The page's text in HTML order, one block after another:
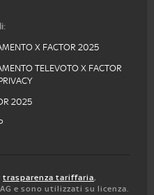
X FACTOR 2025
TELEVOTO X FACTOR
2025
trasparenza tariffaria,
e sono utilizzati su licenza.